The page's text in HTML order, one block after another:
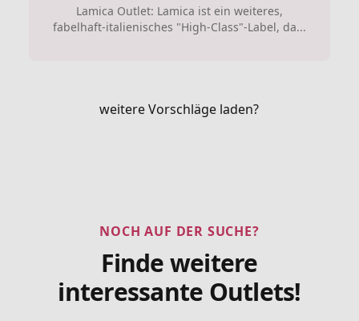
Lamica Outlet: Lamica ist ein weiteres,
fabelhaft-italienisches "High-Class"-Label, da...
weitere Vorschläge laden?
NOCH AUF DER SUCHE?
Finde weitere
interessante Outlets!